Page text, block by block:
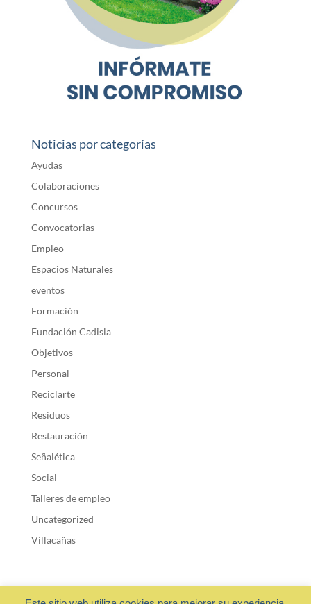
Noticias por categorías
Ayudas
Colaboraciones
Concursos
Convocatorias
Empleo
Espacios Naturales
eventos
Formación
Fundación Cadisla
Objetivos
Personal
Reciclarte
Residuos
Restauración
Señalética
Social
Talleres de empleo
Uncategorized
Villacañas